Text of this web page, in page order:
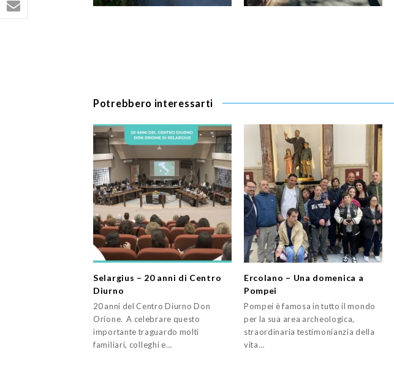
Potrebbero interessarti
Selargius – 20 anni di Centro
Diurno
20 anni del Centro Diurno Don
Orione. A celebrare questo
importante traguardo molti
familiari, colleghi e…
Ercolano – Una domenica a
Pompei
Pompei è famosa in tutto il mondo
per la sua area archeologica,
straordinaria testimonianzia della
vita…